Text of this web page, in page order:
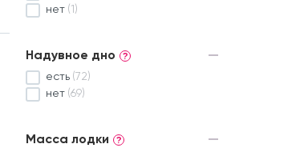
нет (1)
Надувное дно ?
есть (72)
нет (69)
Масса лодки ?